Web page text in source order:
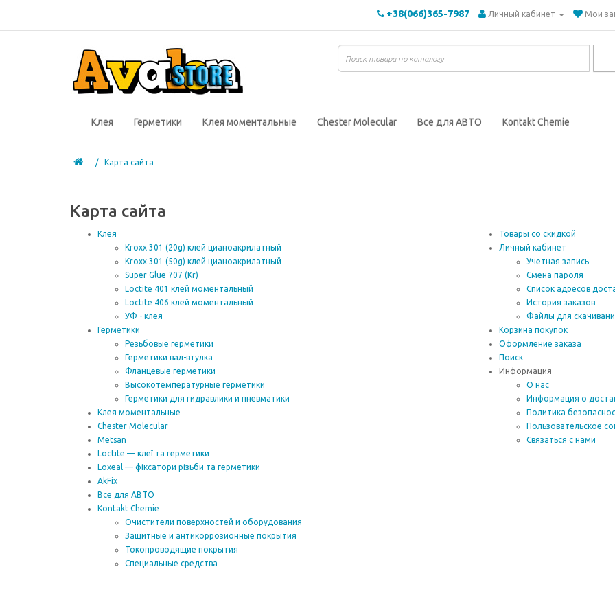
+38(066)365-7987 Личный кабинет Мои
Клея Герметики Клея моментальные Chester Molecular Все для АВТО Kontakt Chemie
Карта сайта
Карта сайта
Клея
Kroxx 301 (20g) клей цианоакрилатный
Kroxx 301 (50g) клей цианоакрилатный
Super Glue 707 (Kr)
Loctite 401 клей моментальный
Loctite 406 клей моментальный
УФ - клея
Герметики
Резьбовые герметики
Герметики вал-втулка
Фланцевые герметики
Высокотемпературные герметики
Герметики для гидравлики и пневматики
Клея моментальные
Chester Molecular
Metsan
Loctite — клеї та герметики
Loxeal — фіксатори різьби та герметики
AkFix
Все для АВТО
Kontakt Chemie
Очистители поверхностей и оборудования
Защитные и антикоррозионные покрытия
Токопроводящие покрытия
Специальные средства
Товары со скидкой
Личный кабинет
Учетная запись
Смена пароля
Список адресов
История заказов
Файлы для
Корзина покупок
Оформление заказа
Поиск
Информация
О нас
Информация о
Политика
Пользовательское
Связаться с нами